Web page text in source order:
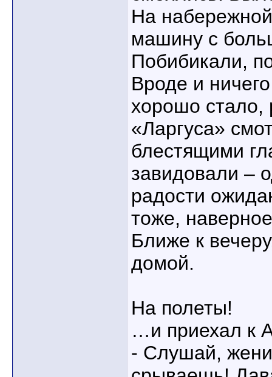
На
машину с
Побибикали,
Вроде и
хорошо стало,
«Ларгуса»
блестящими
завидовали –
радости
тоже,
Ближе к
домой.
На полеты!
…и приехал к
- Слушай,